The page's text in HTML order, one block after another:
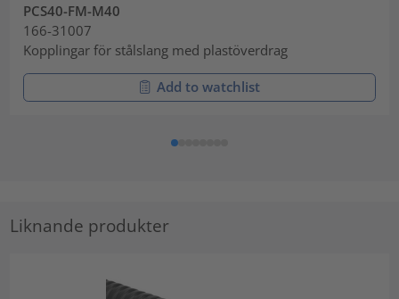
PCS40-FM-M40
166-31007
Kopplingar för stålslang med plastöverdrag
Add to watchlist
Liknande produkter